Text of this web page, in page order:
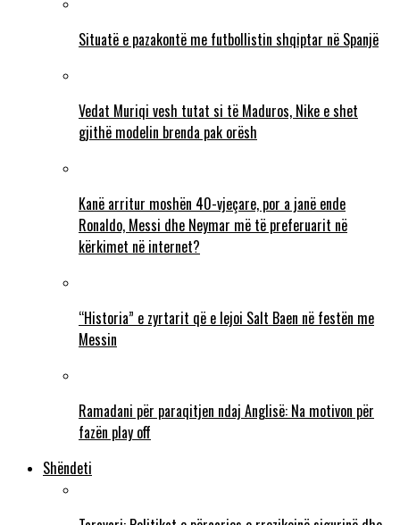
Situatë e pazakontë me futbollistin shqiptar në Spanjë
Vedat Muriqi vesh tutat si të Maduros, Nike e shet
gjithë modelin brenda pak orësh
Kanë arritur moshën 40-vjeçare, por a janë ende
Ronaldo, Messi dhe Neymar më të preferuarit në
kërkimet në internet?
“Historia” e zyrtarit që e lejoi Salt Baen në festën me
Messin
Ramadani për paraqitjen ndaj Anglisë: Na motivon për
fazën play off
Shëndeti